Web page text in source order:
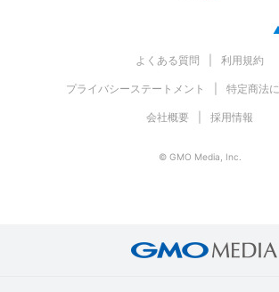
よくある質問 利用規約
プライバシーステートメント 特定商法
会社概要 採用情報
© GMO Media, Inc.